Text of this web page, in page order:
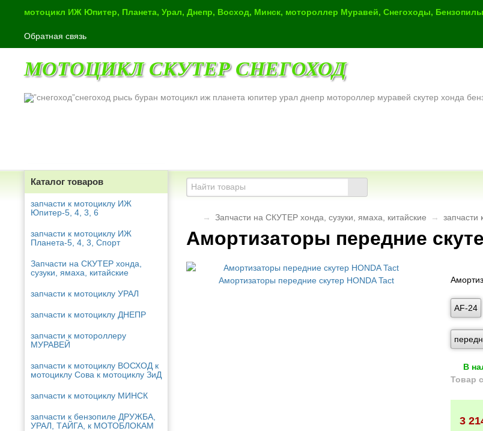
мотоцикл ИЖ Юпитер, Планета, Урал, Днепр, Восход, Минск, мотороллер Муравей, Снегоходы, Бензопилы
Обратная связь
МОТОЦИКЛ СКУТЕР СНЕГОХОД
снегоход рысь буран мотоцикл иж планета юпитер урал днепр мотороллер муравей скутер хонда
Каталог товаров
запчасти к мотоциклу ИЖ
Юпитер-5, 4, 3, 6
запчасти к мотоциклу ИЖ
Планета-5, 4, 3, Спорт
Запчасти на СКУТЕР хонда,
сузуки, ямаха, китайские
запчасти к мотоциклу УРАЛ
запчасти к мотоциклу ДНЕПР
запчасти к мотороллеру
МУРАВЕЙ
запчасти к мотоциклу ВОСХОД к
мотоциклу Сова к мотоциклу ЗиД
запчасти к мотоциклу МИНСК
запчасти к бензопиле ДРУЖБА,
УРАЛ, ТАЙГА, к МОТОБЛОКАМ
→ Запчасти на СКУТЕР хонда, сузуки, ямаха, китайские → запчасти
Амортизаторы передние
AF-24
В
Товар
3